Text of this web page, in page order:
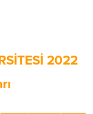
2022